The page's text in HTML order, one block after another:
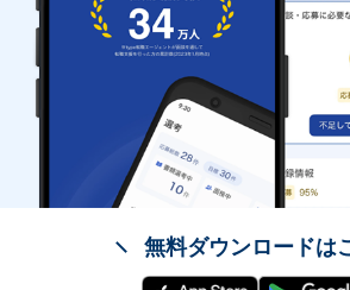
無料ダウンロードは